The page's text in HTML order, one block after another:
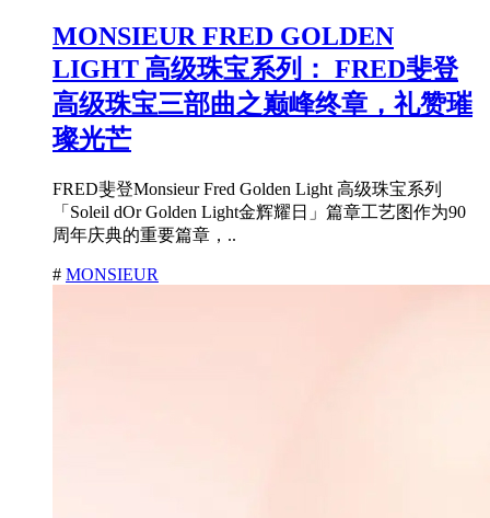
MONSIEUR FRED GOLDEN
LIGHT 高级珠宝系列： FRED斐登
高级珠宝三部曲之巅峰终章，礼赞璀
璨光芒
FRED斐登Monsieur Fred Golden Light 高级珠宝系列
「Soleil dOr Golden Light金辉耀日」篇章工艺图作为90
周年庆典的重要篇章，..
# MONSIEUR